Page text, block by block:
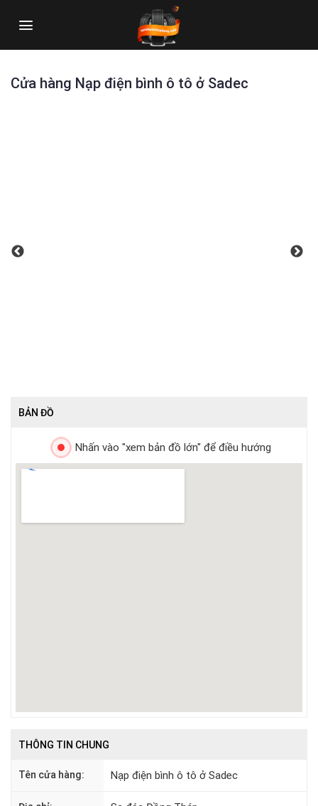
Cửa hàng Nạp điện bình ô tô ở Sadec
BẢN ĐỒ
Nhấn vào "xem bản đồ lớn" để điều hướng
THÔNG TIN CHUNG
Tên cửa hàng: Nạp điện bình ô tô ở Sadec